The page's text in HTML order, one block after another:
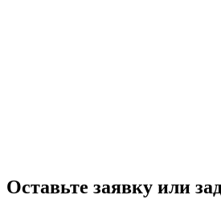
Оставьте заявку или